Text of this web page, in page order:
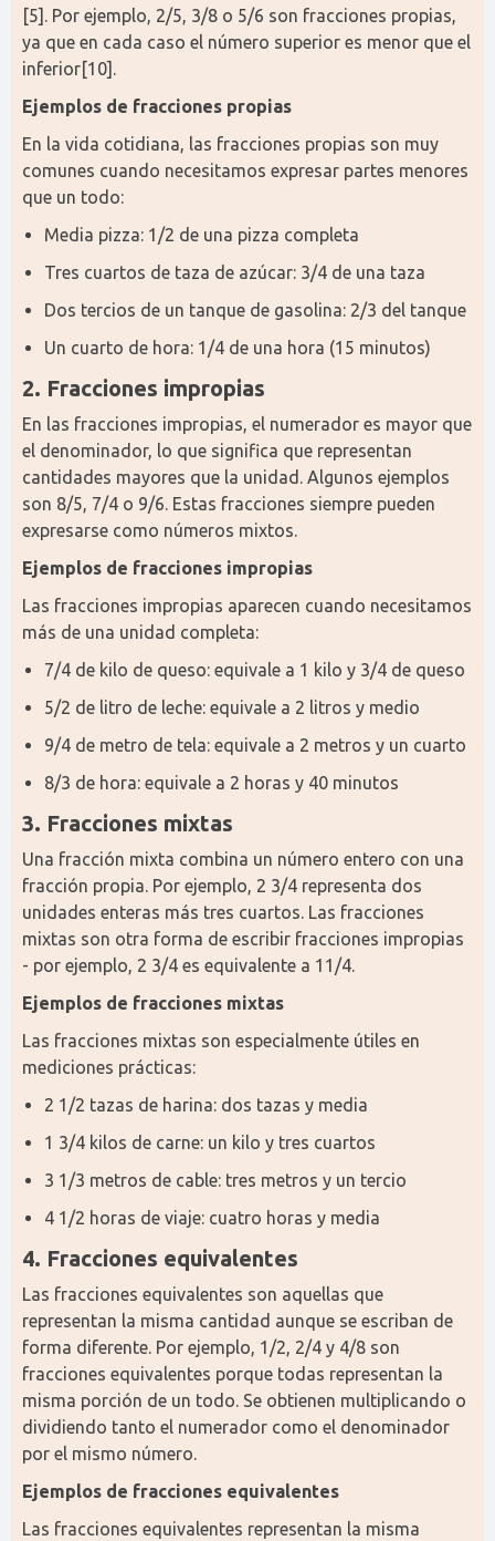
[5]. Por ejemplo, 2/5, 3/8 o 5/6 son fracciones propias,
ya que en cada caso el número superior es menor que el
inferior[10].
Ejemplos de fracciones propias
En la vida cotidiana, las fracciones propias son muy
comunes cuando necesitamos expresar partes menores
que un todo:
Media pizza: 1/2 de una pizza completa
Tres cuartos de taza de azúcar: 3/4 de una taza
Dos tercios de un tanque de gasolina: 2/3 del tanque
Un cuarto de hora: 1/4 de una hora (15 minutos)
2. Fracciones impropias
En las fracciones impropias, el numerador es mayor que
el denominador, lo que significa que representan
cantidades mayores que la unidad. Algunos ejemplos
son 8/5, 7/4 o 9/6. Estas fracciones siempre pueden
expresarse como números mixtos.
Ejemplos de fracciones impropias
Las fracciones impropias aparecen cuando necesitamos
más de una unidad completa:
7/4 de kilo de queso: equivale a 1 kilo y 3/4 de queso
5/2 de litro de leche: equivale a 2 litros y medio
9/4 de metro de tela: equivale a 2 metros y un cuarto
8/3 de hora: equivale a 2 horas y 40 minutos
3. Fracciones mixtas
Una fracción mixta combina un número entero con una
fracción propia. Por ejemplo, 2 3/4 representa dos
unidades enteras más tres cuartos. Las fracciones
mixtas son otra forma de escribir fracciones impropias
- por ejemplo, 2 3/4 es equivalente a 11/4.
Ejemplos de fracciones mixtas
Las fracciones mixtas son especialmente útiles en
mediciones prácticas:
2 1/2 tazas de harina: dos tazas y media
1 3/4 kilos de carne: un kilo y tres cuartos
3 1/3 metros de cable: tres metros y un tercio
4 1/2 horas de viaje: cuatro horas y media
4. Fracciones equivalentes
Las fracciones equivalentes son aquellas que
representan la misma cantidad aunque se escriban de
forma diferente. Por ejemplo, 1/2, 2/4 y 4/8 son
fracciones equivalentes porque todas representan la
misma porción de un todo. Se obtienen multiplicando o
dividiendo tanto el numerador como el denominador
por el mismo número.
Ejemplos de fracciones equivalentes
Las fracciones equivalentes representan la misma